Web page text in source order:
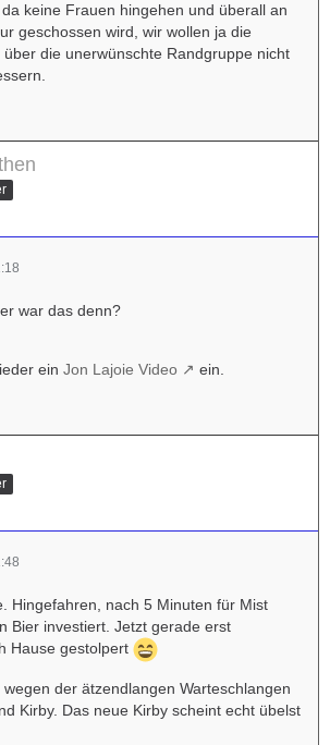
keine Frauen hingehen und überall an
geschossen wird, wir wollen ja die
die unerwünschte Randgruppe nicht
war das denn?
ein Jon Lajoie Video ein.
Hingefahren, nach 5 Minuten für Mist
Bier investiert. Jetzt gerade erst
Hause gestolpert
der ätzendlangen Warteschlangen
Kirby. Das neue Kirby scheint echt übelst